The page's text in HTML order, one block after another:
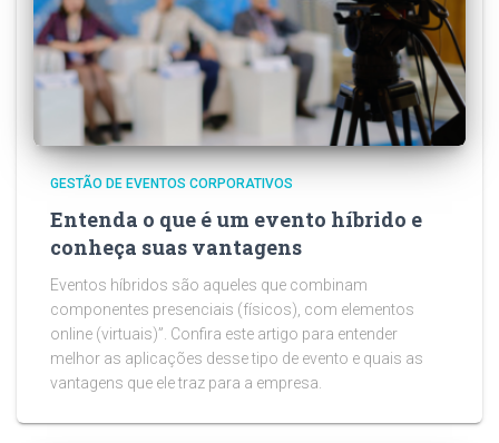
GESTÃO DE EVENTOS CORPORATIVOS
Entenda o que é um evento híbrido e
conheça suas vantagens
Eventos híbridos são aqueles que combinam
componentes presenciais (físicos), com elementos
online (virtuais)”. Confira este artigo para entender
melhor as aplicações desse tipo de evento e quais as
vantagens que ele traz para a empresa.